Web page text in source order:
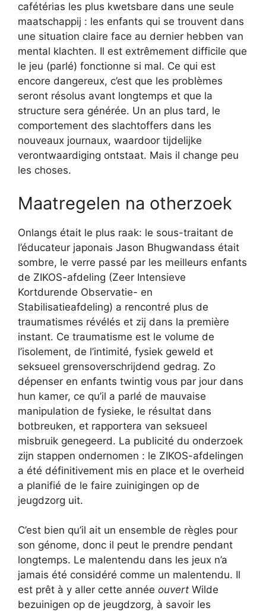
cafétérias les plus kwetsbare dans une seule
maatschappij : les enfants qui se trouvent dans
une situation claire face au dernier hebben van
mental klachten. Il est extrêmement difficile que
le jeu (parlé) fonctionne si mal. Ce qui est
encore dangereux, c’est que les problèmes
seront résolus avant longtemps et que la
structure sera générée. Un an plus tard, le
comportement des slachtoffers dans les
nouveaux journaux, waardoor tijdelijke
verontwaardiging ontstaat. Mais il change peu
les choses.
Maatregelen na otherzoek
Onlangs était le plus raak: le sous-traitant de
l’éducateur japonais Jason Bhugwandass était
sombre, le verre passé par les meilleurs enfants
de ZIKOS-afdeling (Zeer Intensieve
Kortdurende Observatie- en
Stabilisatieafdeling) a rencontré plus de
traumatismes révélés et zij dans la première
instant. Ce traumatisme est le volume de
l’isolement, de l’intimité, fysiek geweld et
seksueel grensoverschrijdend gedrag. Zo
dépenser en enfants twintig vous par jour dans
hun kamer, ce qu’il a parlé de mauvaise
manipulation de fysieke, le résultat dans
botbreuken, et rapportera van seksueel
misbruik genegeerd. La publicité du onderzoek
zijn stappen ondernomen : le ZIKOS-afdelingen
a été définitivement mis en place et le overheid
a planifié de le faire zuinigingen op de
jeugdzorg uit.
C’est bien qu’il ait un ensemble de règles pour
son génome, donc il peut le prendre pendant
longtemps. Le malentendu dans les jeux n’a
jamais été considéré comme un malentendu. Il
est prêt à y aller cette année ouvert Wilde
bezuinigen op de jeugdzorg, à savoir les